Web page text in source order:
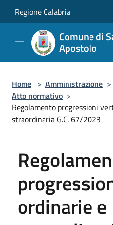
Regione Calabria
Comune di
Apostolo
Home > Amministrazione >
Atto normativo >
Regolamento progressioni
straordinaria G.C. 67/2023
ordinarie e